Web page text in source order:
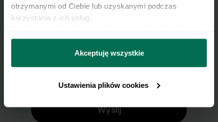
otrzymanymi od Ciebie lub uzyskanymi podczas
korzystania z ich usług.
można się z nami skontaktować i w jaki sposób
przetwarzamy dane osobowe w ramach
prywatności.
Akceptuję wszystkie
Ustawienia plików cookies
Zapisz się do naszego Newslettera
Wyślij